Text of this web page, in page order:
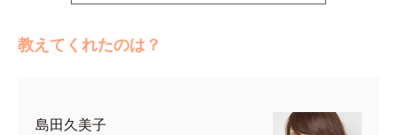
教えてくれたのは？
島田久美子